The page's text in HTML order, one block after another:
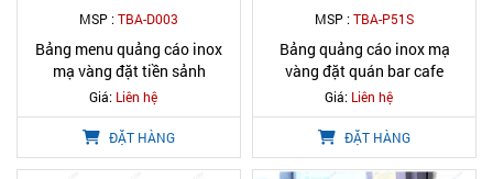
MSP :TBA-D003
Bảng menu quảng cáo inox
mạ vàng đặt tiền sảnh
Giá: Liên hệ
ĐẶT HÀNG
MSP :TBA-P51S
Bảng quảng cáo inox mạ
vàng đặt quán bar cafe
Giá: Liên hệ
ĐẶT HÀNG